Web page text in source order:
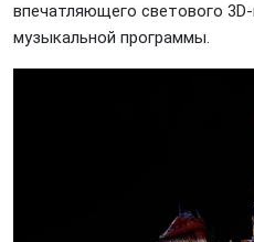
впечатляющего светового
музыкальной программы.